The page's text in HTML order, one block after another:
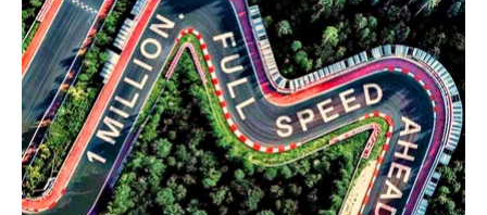
車輛技術，包含Hybrid+、插電式油電混合動力，以
及品牌最新發表量產應用的SolidCore半固態電池技
術，展現MG在新能源與智慧移動領域的背後強大的
技術底蘊。